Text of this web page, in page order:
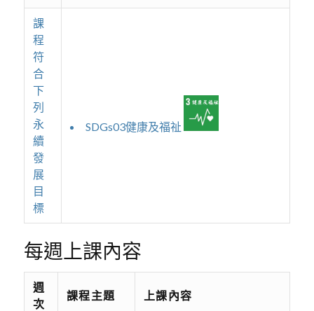
課
程
符
合
下
列
永
續
發
展
目
標
SDGs03健康及福祉
每週上課內容
週
次
課程主題 上課內容